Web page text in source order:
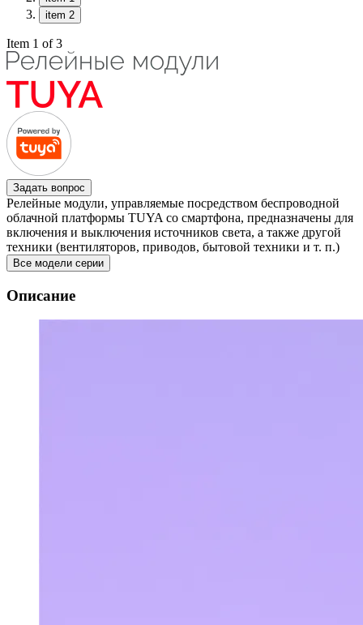
item 2
Item 1 of 3
Задать вопрос
Релейные модули, управляемые посредством беспроводной
облачной платформы TUYA со смартфона, предназначены для
включения и выключения источников света, а также другой
техники (вентиляторов, приводов, бытовой техники и т. п.)
Все модели серии
Описание